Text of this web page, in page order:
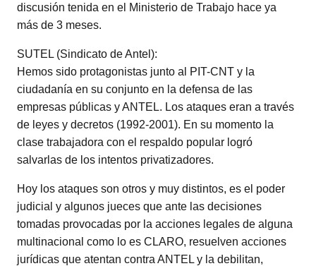
discusión tenida en el Ministerio de Trabajo hace ya
más de 3 meses.
SUTEL (Sindicato de Antel):
Hemos sido protagonistas junto al PIT-CNT y la
ciudadanía en su conjunto en la defensa de las
empresas públicas y ANTEL. Los ataques eran a través
de leyes y decretos (1992-2001). En su momento la
clase trabajadora con el respaldo popular logró
salvarlas de los intentos privatizadores.
Hoy los ataques son otros y muy distintos, es el poder
judicial y algunos jueces que ante las decisiones
tomadas provocadas por la acciones legales de alguna
multinacional como lo es CLARO, resuelven acciones
jurídicas que atentan contra ANTEL y la debilitan,